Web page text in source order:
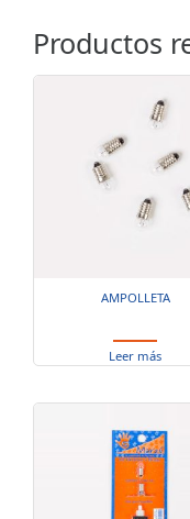
Productos
AMPOLLETA
Leer más